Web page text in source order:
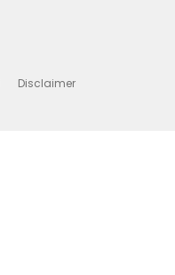
Disclaimer